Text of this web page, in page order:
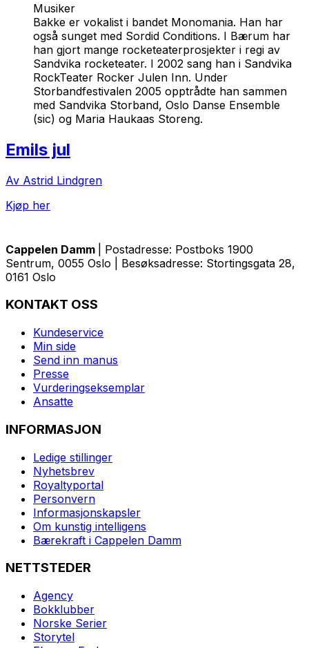
Musiker
Bakke er vokalist i bandet Monomania. Han har
også sunget med Sordid Conditions. I Bærum har
han gjort mange rocketeaterprosjekter i regi av
Sandvika rocketeater. I 2002 sang han i Sandvika
RockTeater Rocker Julen Inn. Under
Storbandfestivalen 2005 opptrådte han sammen
med Sandvika Storband, Oslo Danse Ensemble
(sic) og Maria Haukaas Storeng.
Emils jul
Av Astrid Lindgren
Kjøp her
Cappelen Damm
| Postadresse: Postboks 1900
Sentrum, 0055 Oslo | Besøksadresse: Stortingsgata 28,
0161 Oslo
KONTAKT OSS
Kundeservice
Min side
Send inn manus
Presse
Vurderingseksemplar
Ansatte
INFORMASJON
Ledige stillinger
Nyhetsbrev
Royaltyportal
Personvern
Informasjonskapsler
Om kunstig intelligens
Bærekraft i Cappelen Damm
NETTSTEDER
Agency
Bokklubber
Norske Serier
Storytel